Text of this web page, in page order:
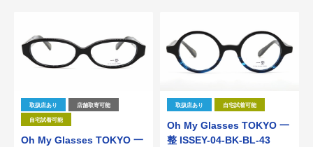
取扱店あり 店舗取寄可能
自宅試着可能
Oh My Glasses TOKYO 一
取扱店あり 自宅試着可能
Oh My Glasses TOKYO 一
整 ISSEY-04-BK-BL-43